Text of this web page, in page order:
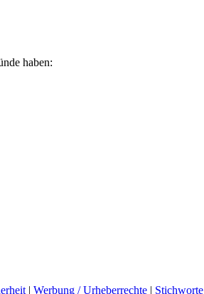
haben:
| Werbung / Urheberrechte | Stichworte